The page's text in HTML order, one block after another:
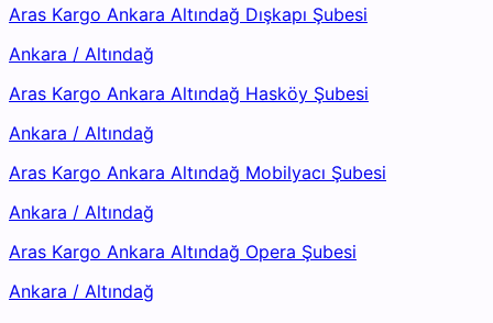
Aras Kargo Ankara Altındağ Dışkapı Şubesi
Ankara / Altındağ
Aras Kargo Ankara Altındağ Hasköy Şubesi
Ankara / Altındağ
Aras Kargo Ankara Altındağ Mobilyacı Şubesi
Ankara / Altındağ
Aras Kargo Ankara Altındağ Opera Şubesi
Ankara / Altındağ